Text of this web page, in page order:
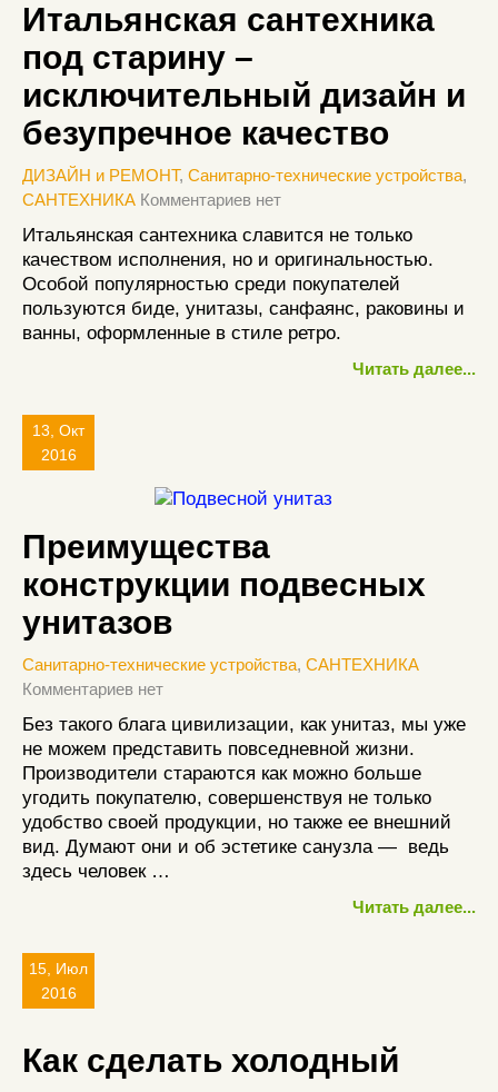
Итальянская сантехника
под старину –
исключительный дизайн и
безупречное качество
ДИЗАЙН и РЕМОНТ, Санитарно-технические устройства,
САНТЕХНИКА Комментариев нет
Итальянская сантехника славится не только
качеством исполнения, но и оригинальностью.
Особой популярностью среди покупателей
пользуются биде, унитазы, санфаянс, раковины и
ванны, оформленные в стиле ретро.
Читать далее...
13, Окт
2016
Преимущества
конструкции подвесных
унитазов
Санитарно-технические устройства, САНТЕХНИКА
Комментариев нет
Без такого блага цивилизации, как унитаз, мы уже
не можем представить повседневной жизни.
Производители стараются как можно больше
угодить покупателю, совершенствуя не только
удобство своей продукции, но также ее внешний
вид. Думают они и об эстетике санузла — ведь
здесь человек …
Читать далее...
15, Июл
2016
Как сделать холодный